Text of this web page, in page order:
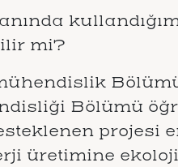
mi?
Bölümü
projesi
üretimine